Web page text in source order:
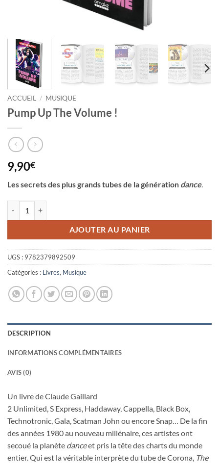
ACCUEIL / MUSIQUE
Pump Up The Volume !
9,90€
Les secrets des plus grands tubes de la génération dance.
AJOUTER AU PANIER
UGS : 9782379892509
Catégories : Livres, Musique
DESCRIPTION
INFORMATIONS COMPLÉMENTAIRES
AVIS (0)
Un livre de Claude Gaillard
2 Unlimited, S Express, Haddaway, Cappella, Black Box,
Technotronic, Gala, Scatman John ou encore Snap… De la fin
des années 1980 au nouveau millénaire, ces artistes ont
secoué la planète danceet pris la tête des charts du monde
entier. Qui est la véritable interprète du tube de Corona, The